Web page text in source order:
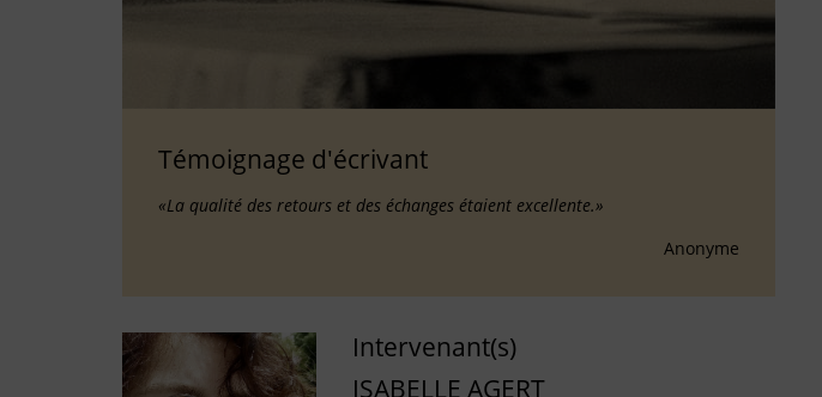
Témoignage d'écrivant
«La qualité des retours et des échanges étaient excellente.»
Anonyme
Intervenant(s)
ISABELLE AGERT